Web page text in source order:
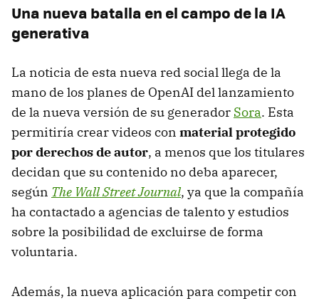
Una nueva batalla en el campo de la IA
generativa
La noticia de esta nueva red social llega de la
mano de los planes de OpenAI del lanzamiento
de la nueva versión de su generador Sora. Esta
permitiría crear videos con material protegido
por derechos de autor, a menos que los titulares
decidan que su contenido no deba aparecer,
según The Wall Street Journal, ya que la compañía
ha contactado a agencias de talento y estudios
sobre la posibilidad de excluirse de forma
voluntaria.
Además, la nueva aplicación para competir con